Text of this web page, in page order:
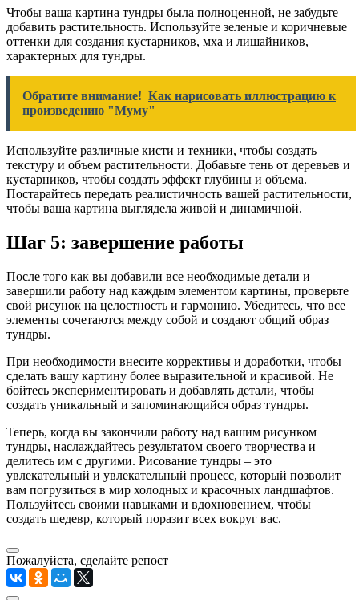
Чтобы ваша картина тундры была полноценной, не забудьте
добавить растительность. Используйте зеленые и коричневые
оттенки для создания кустарников, мха и лишайников,
характерных для тундры.
Обратите внимание! Как нарисовать иллюстрацию к
произведению "Муму"
Используйте различные кисти и техники, чтобы создать
текстуру и объем растительности. Добавьте тень от деревьев и
кустарников, чтобы создать эффект глубины и объема.
Постарайтесь передать реалистичность вашей растительности,
чтобы ваша картина выглядела живой и динамичной.
Шаг 5: завершение работы
После того как вы добавили все необходимые детали и
завершили работу над каждым элементом картины, проверьте
свой рисунок на целостность и гармонию. Убедитесь, что все
элементы сочетаются между собой и создают общий образ
тундры.
При необходимости внесите коррективы и доработки, чтобы
сделать вашу картину более выразительной и красивой. Не
бойтесь экспериментировать и добавлять детали, чтобы
создать уникальный и запоминающийся образ тундры.
Теперь, когда вы закончили работу над вашим рисунком
тундры, наслаждайтесь результатом своего творчества и
делитесь им с другими. Рисование тундры – это
увлекательный и увлекательный процесс, который позволит
вам погрузиться в мир холодных и красочных ландшафтов.
Пользуйтесь своими навыками и вдохновением, чтобы
создать шедевр, который поразит всех вокруг вас.
Пожалуйста, сделайте репост